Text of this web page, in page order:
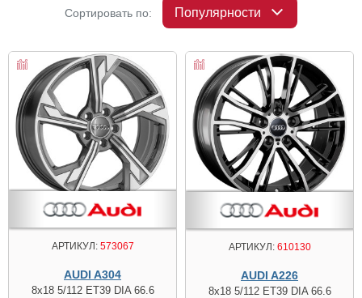
Сортировать по: Популярности
АРТИКУЛ:573067
AUDI A304
8x18 5/112 ET39 DIA 66.6
АРТИКУЛ:610130
AUDI A226
8x18 5/112 ET39 DIA 66.6